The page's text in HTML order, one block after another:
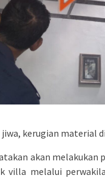
kerugian material
akan
villa melalui